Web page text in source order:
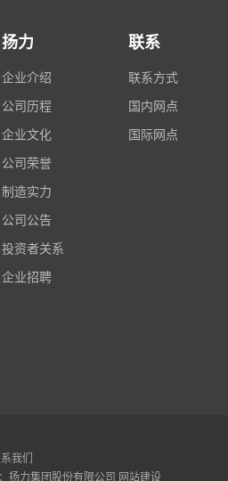
扬力
企业介绍
公司历程
企业文化
公司荣誉
制造实力
公司公告
投资者关系
企业招聘
联系
联系方式
国内网点
国际网点
我们
扬力集团股份有限公司 网站建设